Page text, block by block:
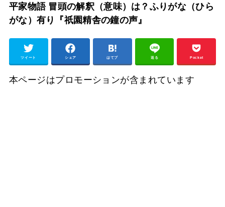
平家物語 冒頭の解釈（意味）は？ふりがな（ひら
がな）有り『祇園精舎の鐘の声』
ツイート シェア はてブ 送る Pocket
本ページはプロモーションが含まれています